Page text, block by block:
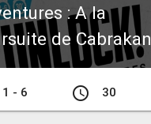
: A la
de Cabrakan
1 - 6 access_time 30